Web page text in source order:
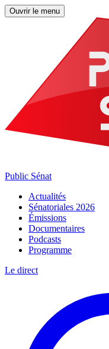
Ouvrir le menu
Public Sénat
Actualités
Sénatoriales 2026
Émissions
Documentaires
Podcasts
Programme
Le direct